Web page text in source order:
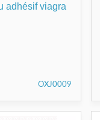
adhésif viagra
OXJ0009